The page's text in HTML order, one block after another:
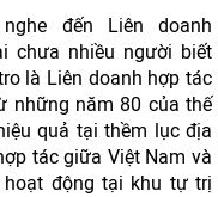
đến Liên doanh
chưa nhiều người biết
là Liên doanh hợp tác
những năm 80 của thế
quả tại thềm lục địa
tác giữa Việt Nam và
hoạt động tại khu tự trị